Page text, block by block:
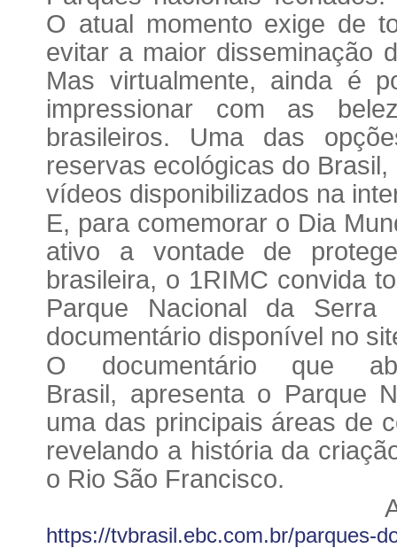
O atual momento exige de
evitar a maior disseminação
Mas virtualmente, ainda é
impressionar com as
brasileiros. Uma das
reservas ecológicas do
vídeos disponibilizados na
E, para comemorar o Dia
ativo a vontade de
brasileira, o 1RIMC convida
Parque Nacional da
documentário disponível no
O documentário que
Brasil, apresenta o Parque
uma das principais áreas de
revelando a história da
o Rio São Francisco.
Assista o
https://tvbrasil.ebc.com.br/parques-